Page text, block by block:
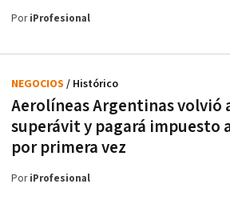
PoriProfesional
Aerolíneas Argentinas volvió
superávit y pagará impuesto
por primera vez
NEGOCIOS / Histórico
PoriProfesional